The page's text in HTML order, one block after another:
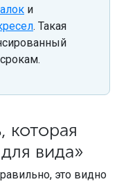
и
. Такая
которая
вида»
это видно